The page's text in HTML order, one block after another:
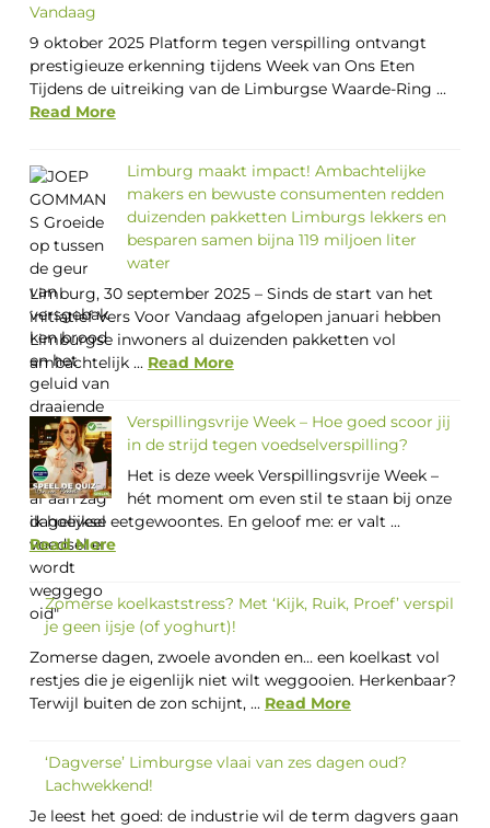
Vandaag
9 oktober 2025 Platform tegen verspilling ontvangt
prestigieuze erkenning tijdens Week van Ons Eten
Tijdens de uitreiking van de Limburgse Waarde-Ring ...
Read More
Limburg maakt impact! Ambachtelijke
makers en bewuste consumenten redden
duizenden pakketten Limburgs lekkers en
besparen samen bijna 119 miljoen liter
water
Limburg, 30 september 2025 – Sinds de start van het
initiatief Vers Voor Vandaag afgelopen januari hebben
Limburgse inwoners al duizenden pakketten vol
ambachtelijk ... Read More
Verspillingsvrije Week – Hoe goed scoor jij
in de strijd tegen voedselverspilling?
Het is deze week Verspillingsvrije Week –
hét moment om even stil te staan bij onze
dagelijkse eetgewoontes. En geloof me: er valt ...
Read More
Zomerse koelkaststress? Met ‘Kijk, Ruik, Proef’ verspil
je geen ijsje (of yoghurt)!
Zomerse dagen, zwoele avonden en… een koelkast vol
restjes die je eigenlijk niet wilt weggooien. Herkenbaar?
Terwijl buiten de zon schijnt, ... Read More
‘Dagverse’ Limburgse vlaai van zes dagen oud?
Lachwekkend!
Je leest het goed: de industrie wil de term dagvers gaan